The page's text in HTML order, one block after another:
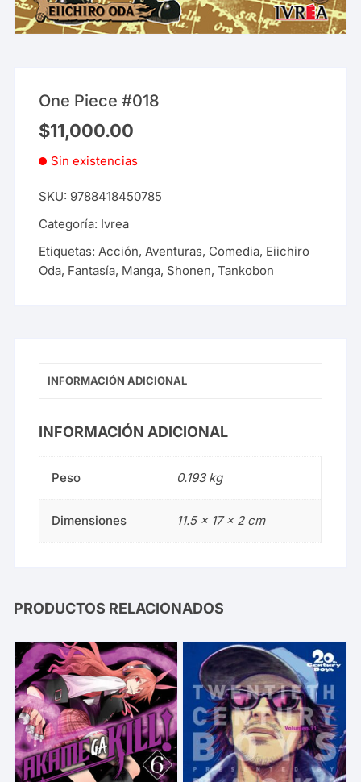
One Piece #018
$11,000.00
Sin existencias
SKU: 9788418450785
Categoría: Ivrea
Etiquetas:Acción,Aventuras, Comedia, Eiichiro
Oda, Fantasía, Manga, Shonen,Tankobon
INFORMACIÓN ADICIONAL
INFORMACIÓN ADICIONAL
Peso 0.193 kg
Dimensiones 11.5 × 17 × 2 cm
PRODUCTOS RELACIONADOS